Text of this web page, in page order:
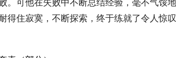
。可他在失败中不断总结经验，毫不气馁
得住寂寞，不断探索，终于练就了令人惊